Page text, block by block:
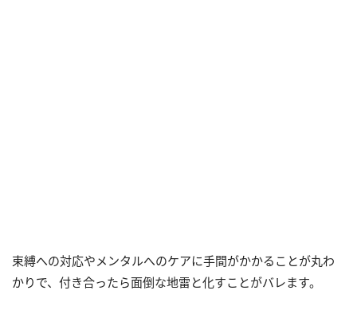
束縛への対応やメンタルへのケアに手間がかかることが丸わ
かりで、付き合ったら面倒な地雷と化すことがバレます。